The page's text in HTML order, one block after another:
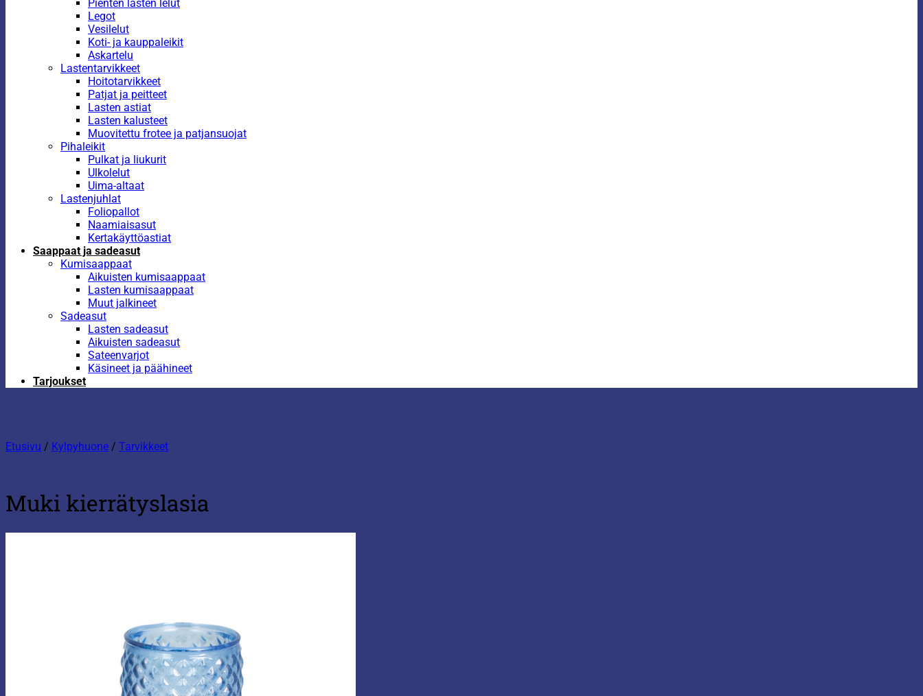
Pienten lasten lelut
Legot
Vesilelut
Koti- ja kauppaleikit
Askartelu
Lastentarvikkeet
Hoitotarvikkeet
Patjat ja peitteet
Lasten astiat
Lasten kalusteet
Muovitettu frotee ja patjansuojat
Pihaleikit
Pulkat ja liukurit
Ulkolelut
Uima-altaat
Lastenjuhlat
Foliopallot
Naamiaisasut
Kertakäyttöastiat
Saappaat ja sadeasut
Kumisaappaat
Aikuisten kumisaappaat
Lasten kumisaappaat
Muut jalkineet
Sadeasut
Lasten sadeasut
Aikuisten sadeasut
Sateenvarjot
Käsineet ja päähineet
Tarjoukset
Etusivu / Kylpyhuone / Tarvikkeet
Muki kierrätyslasia